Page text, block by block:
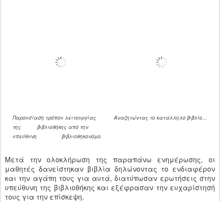
Παρουσίαση τρόπου λειτουργίας
της βιβλιοθήκης από την
υπεύθυνη βιβλιοθηκονόμο.
Αναζητώντας το κατάλληλο βιβλίο…
Μετά την ολοκλήρωση της παραπάνω ενημέρωσης, οι
μαθητές δανείστηκαν βιβλία δηλώνοντας το ενδιαφέρον
και την αγάπη τους για αυτά, διατύπωσαν ερωτήσεις στην
υπεύθυνη της βιβλιοθήκης και εξέφρασαν την ευχαρίστησή
τους για την επίσκεψη.